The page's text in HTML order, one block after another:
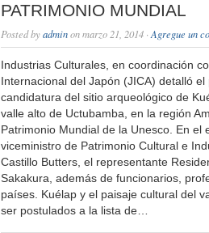
PATRIMONIO MUNDIAL
Posted byadminon marzo 21, 2014 · Agregue un
Industrias Culturales, en coordinación
Internacional del Japón (JICA) detalló
candidatura del sitio arqueológico de
valle alto de Uctubamba, en la región
Patrimonio Mundial de la Unesco. En el
viceministro de Patrimonio Cultural e
Castillo Butters, el representante
Sakakura, además de funcionarios,
países. Kuélap y el paisaje cultural del
ser postulados a la lista de…